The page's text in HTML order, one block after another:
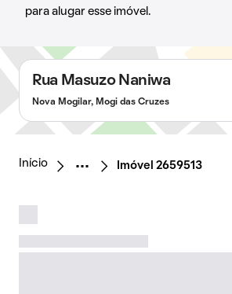
para alugar esse imóvel.
Rua Masuzo Naniwa
Nova Mogilar, Mogi das Cruzes
Início Imóvel 2659513